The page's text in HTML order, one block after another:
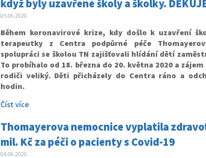
když byly uzavřené školy a školky.
05.06.2020
Během koronavirové krize, kdy došlo k uzavření
terapeutky z Centra podpůrné péče
spolupráci se školou TN zajišťovali hlídání dětí
To probíhalo od 18. března do 20. května 2020 a
rodiči veliký. Děti přicházely do Centra ráno a
hodin.
Číst více
Thomayerova nemocnice vyplatila
mil. Kč za péči o pacienty s Covid-19
04.06.2020